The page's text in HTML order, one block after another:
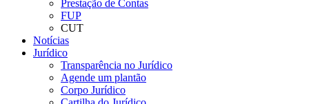
Prestação de Contas
FUP
CUT
Notícias
Jurídico
Transparência no Jurídico
Agende um plantão
Corpo Jurídico